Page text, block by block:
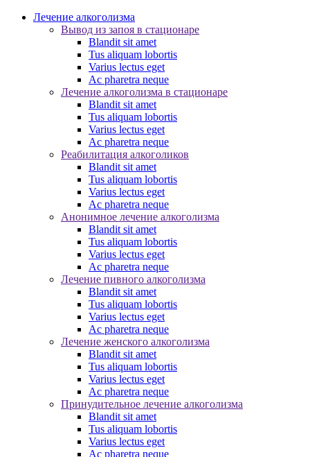
Лечение алкоголизма
Вывод из запоя в стационаре
Blandit sit amet
Tus aliquam lobortis
Varius lectus eget
Ac pharetra neque
Лечение алкоголизма в стационаре
Blandit sit amet
Tus aliquam lobortis
Varius lectus eget
Ac pharetra neque
Реабилитация алкоголиков
Blandit sit amet
Tus aliquam lobortis
Varius lectus eget
Ac pharetra neque
Анонимное лечение алкоголизма
Blandit sit amet
Tus aliquam lobortis
Varius lectus eget
Ac pharetra neque
Лечение пивного алкоголизма
Blandit sit amet
Tus aliquam lobortis
Varius lectus eget
Ac pharetra neque
Лечение женского алкоголизма
Blandit sit amet
Tus aliquam lobortis
Varius lectus eget
Ac pharetra neque
Принудительное лечение алкоголизма
Blandit sit amet
Tus aliquam lobortis
Varius lectus eget
Ac pharetra neque